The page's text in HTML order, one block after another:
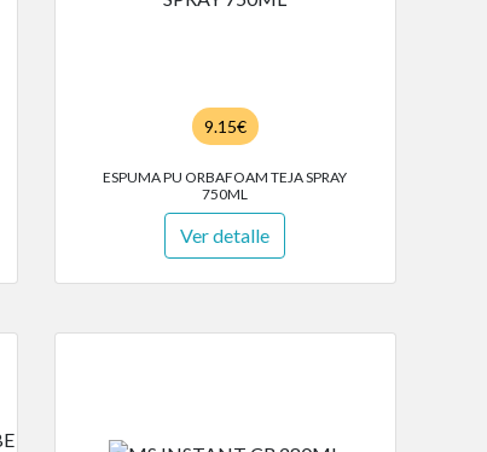
9.15€
ESPUMA PU ORBAFOAM TEJA SPRAY
750ML
Ver detalle